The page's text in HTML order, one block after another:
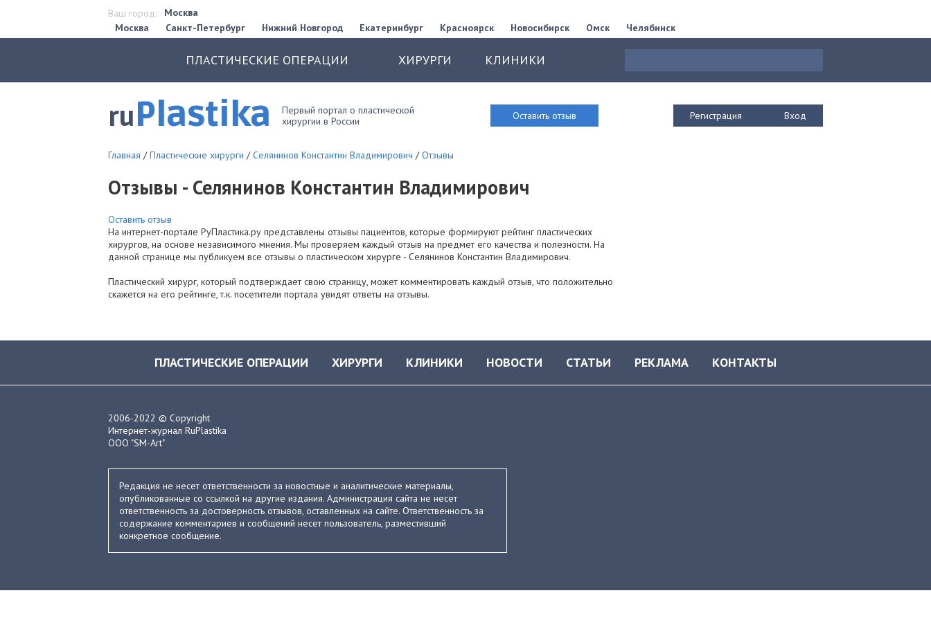
Ваш город:
Москва
Москва
Санкт-Петербург Нижний Новгород Екатеринбург Красноярск Новосибирск Омск Челябинск
ПЛАСТИЧЕСКИЕ ОПЕРАЦИИ ХИРУРГИ КЛИНИКИ
ruPlastika
Первый портал о пластической
хирургии в России
Оставить отзыв Регистрация Вход
Главная / Пластические хирурги / Селянинов Константин Владимирович / Отзывы
Отзывы - Селянинов Константин Владимирович
Оставить отзыв
На интернет-портале РуПластика.ру представлены отзывы пациентов, которые формируют рейтинг пластических
хирургов, на основе независимого мнения. Мы проверяем каждый отзыв на предмет его качества и полезности. На
данной странице мы публикуем все отзывы о пластическом хирурге - Селянинов Константин Владимирович.
Пластический хирург, который подтверждает свою страницу, может комментировать каждый отзыв, что положительно
скажется на его рейтинге, т.к. посетители портала увидят ответы на отзывы.
ПЛАСТИЧЕСКИЕ ОПЕРАЦИИ ХИРУРГИ КЛИНИКИ НОВОСТИ СТАТЬИ РЕКЛАМА КОНТАКТЫ
2006-2022 © Copyright
Интернет-журнал RuPlastika
ООО "SM-Art"
Редакция не несет ответственности за новостные и аналитические материалы,
опубликованные со ссылкой на другие издания. Администрация сайта не несет
ответственность за достоверность отзывов, оставленных на сайте. Ответственность за
содержание комментариев и сообщений несет пользователь, разместивший
конкретное сообщение.